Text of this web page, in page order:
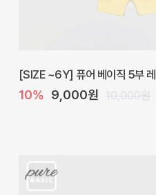
[SIZE ~6Y] 베르 원피스
10% 28,800원 32,000원